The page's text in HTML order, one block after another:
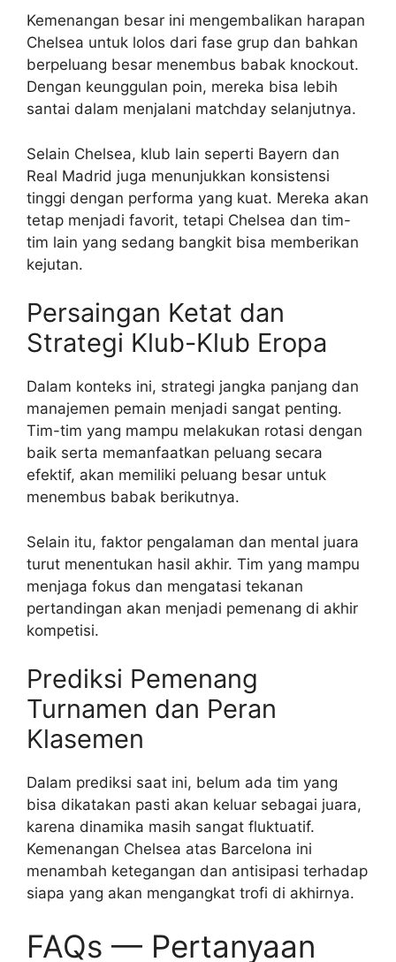
Kemenangan besar ini mengembalikan harapan
Chelsea untuk lolos dari fase grup dan bahkan
berpeluang besar menembus babak knockout.
Dengan keunggulan poin, mereka bisa lebih
santai dalam menjalani matchday selanjutnya.
Selain Chelsea, klub lain seperti Bayern dan
Real Madrid juga menunjukkan konsistensi
tinggi dengan performa yang kuat. Mereka akan
tetap menjadi favorit, tetapi Chelsea dan tim-
tim lain yang sedang bangkit bisa memberikan
kejutan.
Persaingan Ketat dan
Strategi Klub-Klub Eropa
Dalam konteks ini, strategi jangka panjang dan
manajemen pemain menjadi sangat penting.
Tim-tim yang mampu melakukan rotasi dengan
baik serta memanfaatkan peluang secara
efektif, akan memiliki peluang besar untuk
menembus babak berikutnya.
Selain itu, faktor pengalaman dan mental juara
turut menentukan hasil akhir. Tim yang mampu
menjaga fokus dan mengatasi tekanan
pertandingan akan menjadi pemenang di akhir
kompetisi.
Prediksi Pemenang
Turnamen dan Peran
Klasemen
Dalam prediksi saat ini, belum ada tim yang
bisa dikatakan pasti akan keluar sebagai juara,
karena dinamika masih sangat fluktuatif.
Kemenangan Chelsea atas Barcelona ini
menambah ketegangan dan antisipasi terhadap
siapa yang akan mengangkat trofi di akhirnya.
FAQs — Pertanyaan